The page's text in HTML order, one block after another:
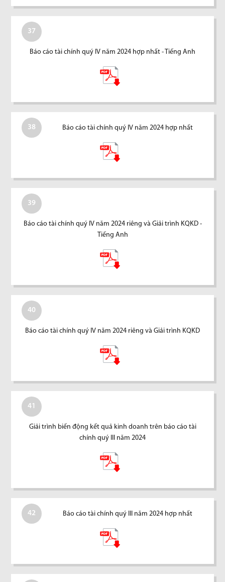
37
Báo cáo tài chính quý IV năm 2024 hợp nhất - Tiếng Anh
38 Báo cáo tài chính quý IV năm 2024 hợp nhất
39
Báo cáo tài chính quý IV năm 2024 riêng và Giải trình KQKD -
Tiếng Anh
40
Báo cáo tài chính quý IV năm 2024 riêng và Giải trình KQKD
41
Giải trình biến động kết quả kinh doanh trên báo cáo tài
chính quý III năm 2024
42 Báo cáo tài chính quý III năm 2024 hợp nhất